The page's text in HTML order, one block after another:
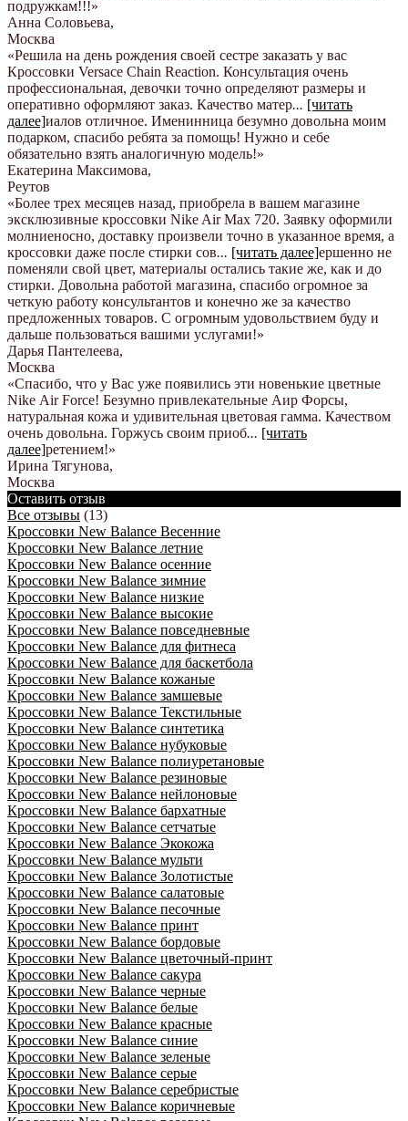
подружкам!!!»
Анна Соловьева,
Москва
«Решила на день рождения своей сестре заказать у вас
Кроссовки Versace Chain Reaction. Консультация очень
профессиональная, девочки точно определяют размеры и
оперативно оформляют заказ. Качество матер... [читать
далее]иалов отличное. Именинница безумно довольна моим
подарком, спасибо ребята за помощь! Нужно и себе
обязательно взять аналогичную модель!»
Екатерина Максимова,
Реутов
«Более трех месяцев назад, приобрела в вашем магазине
эксклюзивные кроссовки Nike Air Max 720. Заявку оформили
молниеносно, доставку произвели точно в указанное время, а
кроссовки даже после стирки сов... [читать далее]ершенно не
поменяли свой цвет, материалы остались такие же, как и до
стирки. Довольна работой магазина, спасибо огромное за
четкую работу консультантов и конечно же за качество
предложенных товаров. С огромным удовольствием буду и
дальше пользоваться вашими услугами!»
Дарья Пантелеева,
Москва
«Спасибо, что у Вас уже появились эти новенькие цветные
Nike Аir Force! Безумно привлекательные Аир Форсы,
натуральная кожа и удивительная цветовая гамма. Качеством
очень довольна. Горжусь своим приоб... [читать
далее]ретением!»
Ирина Тягунова,
Москва
Оставить отзыв
Все отзывы (13)
Кроссовки New Balance Весенние
Кроссовки New Balance летние
Кроссовки New Balance осенние
Кроссовки New Balance зимние
Кроссовки New Balance низкие
Кроссовки New Balance высокие
Кроссовки New Balance повседневные
Кроссовки New Balance для фитнеса
Кроссовки New Balance для баскетбола
Кроссовки New Balance кожаные
Кроссовки New Balance замшевые
Кроссовки New Balance Текстильные
Кроссовки New Balance синтетика
Кроссовки New Balance нубуковые
Кроссовки New Balance полиуретановые
Кроссовки New Balance резиновые
Кроссовки New Balance нейлоновые
Кроссовки New Balance бархатные
Кроссовки New Balance сетчатые
Кроссовки New Balance Экокожа
Кроссовки New Balance мульти
Кроссовки New Balance Золотистые
Кроссовки New Balance салатовые
Кроссовки New Balance песочные
Кроссовки New Balance принт
Кроссовки New Balance бордовые
Кроссовки New Balance цветочный-принт
Кроссовки New Balance сакура
Кроссовки New Balance черные
Кроссовки New Balance белые
Кроссовки New Balance красные
Кроссовки New Balance синие
Кроссовки New Balance зеленые
Кроссовки New Balance серые
Кроссовки New Balance серебристые
Кроссовки New Balance коричневые